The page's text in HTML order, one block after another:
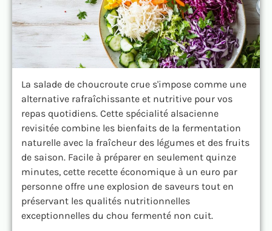
La salade de choucroute crue s'impose comme une
alternative rafraîchissante et nutritive pour vos
repas quotidiens. Cette spécialité alsacienne
revisitée combine les bienfaits de la fermentation
naturelle avec la fraîcheur des légumes et des fruits
de saison. Facile à préparer en seulement quinze
minutes, cette recette économique à un euro par
personne offre une explosion de saveurs tout en
préservant les qualités nutritionnelles
exceptionnelles du chou fermenté non cuit.